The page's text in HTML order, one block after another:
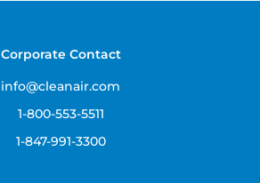
Corporate Contact
info@cleanair.com
1-800-553-5511
1-847-991-3300